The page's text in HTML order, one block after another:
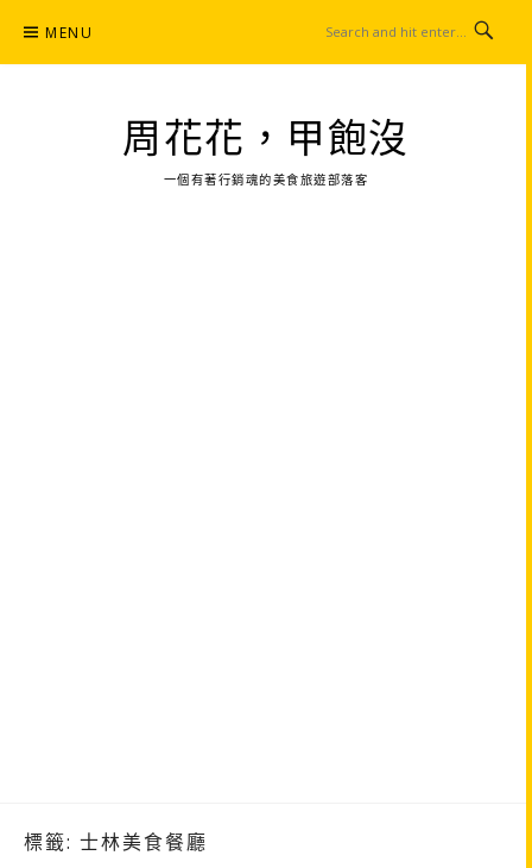
content
MENU
周花花，甲飽沒
一個有著行銷魂的美食旅遊部落客
標籤: 士林美食餐廳